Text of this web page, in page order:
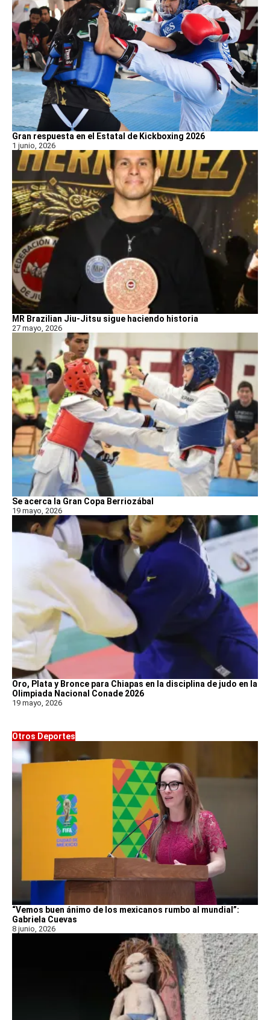
Gran respuesta en el Estatal de Kickboxing 2026
1 junio, 2026
MR Brazilian Jiu-Jitsu sigue haciendo historia
27 mayo, 2026
Se acerca la Gran Copa Berriozábal
19 mayo, 2026
Oro, Plata y Bronce para Chiapas en la disciplina de judo en la
Olimpiada Nacional Conade 2026
19 mayo, 2026
Otros Deportes
“Vemos buen ánimo de los mexicanos rumbo al mundial”:
Gabriela Cuevas
8 junio, 2026